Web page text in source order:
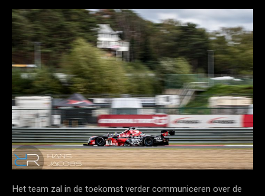
Het team zal in de toekomst verder communiceren over de